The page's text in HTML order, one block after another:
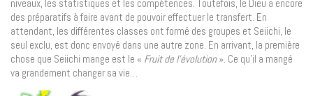
niveaux, les statistiques et les compétences. Toutefois, le Dieu a encore
des préparatifs à faire avant de pouvoir effectuer le transfert. En
attendant, les différentes classes ont formé des groupes et Seiichi, le
seul exclu, est donc envoyé dans une autre zone. En arrivant, la première
chose que Seiichi mange est le « Fruit de l’évolution». Ce qu’il a mangé
va grandement changer sa vie…